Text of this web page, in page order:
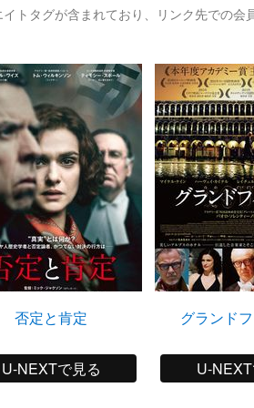
トタグが含まれており、リンク先での会
否定と肯定
U-NEXTで見る
グランド
U-